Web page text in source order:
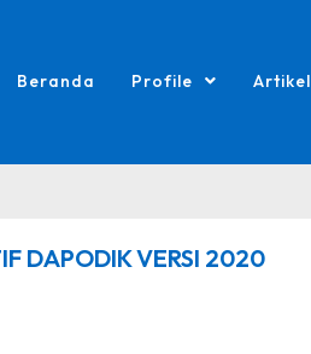
Beranda Profile Artikel
DAPODIK VERSI 2020